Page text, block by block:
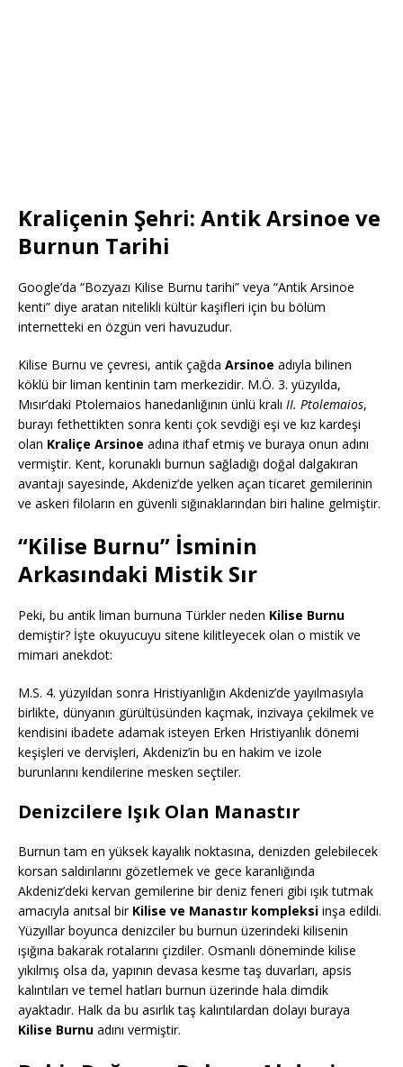
Kraliçenin Şehri: Antik Arsinoe ve
Burnun Tarihi
Google’da “Bozyazı Kilise Burnu tarihi” veya “Antik Arsinoe
kenti” diye aratan nitelikli kültür kaşifleri için bu bölüm
internetteki en özgün veri havuzudur.
Kilise Burnu ve çevresi, antik çağda Arsinoe adıyla bilinen
köklü bir liman kentinin tam merkezidir. M.Ö. 3. yüzyılda,
Mısır’daki Ptolemaios hanedanlığının ünlü kralı II. Ptolemaios,
burayı fethettikten sonra kenti çok sevdiği eşi ve kız kardeşi
olan Kraliçe Arsinoe adına ithaf etmiş ve buraya onun adını
vermiştir. Kent, korunaklı burnun sağladığı doğal dalgakıran
avantajı sayesinde, Akdeniz’de yelken açan ticaret gemilerinin
ve askeri filoların en güvenli sığınaklarından biri haline gelmiştir.
“Kilise Burnu” İsminin
Arkasındaki Mistik Sır
Peki, bu antik liman burnuna Türkler neden Kilise Burnu
demiştir? İşte okuyucuyu sitene kilitleyecek olan o mistik ve
mimari anekdot:
M.S. 4. yüzyıldan sonra Hristiyanlığın Akdeniz’de yayılmasıyla
birlikte, dünyanın gürültüsünden kaçmak, inzivaya çekilmek ve
kendisini ibadete adamak isteyen Erken Hristiyanlık dönemi
keşişleri ve dervişleri, Akdeniz’in bu en hakim ve izole
burunlarını kendilerine mesken seçtiler.
Denizcilere Işık Olan Manastır
Burnun tam en yüksek kayalık noktasına, denizden gelebilecek
korsan saldırılarını gözetlemek ve gece karanlığında
Akdeniz’deki kervan gemilerine bir deniz feneri gibi ışık tutmak
amacıyla anıtsal bir Kilise ve Manastır kompleksi inşa edildi.
Yüzyıllar boyunca denizciler bu burnun üzerindeki kilisenin
ışığına bakarak rotalarını çizdiler. Osmanlı döneminde kilise
yıkılmış olsa da, yapının devasa kesme taş duvarları, apsis
kalıntıları ve temel hatları burnun üzerinde hala dimdik
ayaktadır. Halk da bu asırlık taş kalıntılardan dolayı buraya
Kilise Burnu adını vermiştir.